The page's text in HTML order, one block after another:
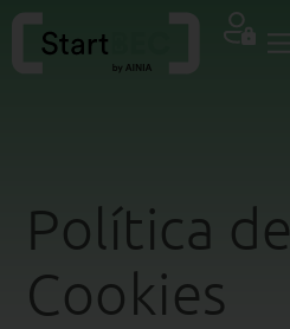
Política de
Cookies